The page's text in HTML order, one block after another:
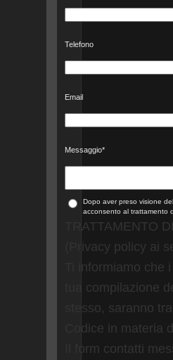
Telefono
Email
Messaggio*
Dopo aver preso visione
acconsento al trattamento
TRATTAMENTO
(Privacy policy ai
Ti informiamo
tua compilazione
stesso, saranno
Codice in materia
Il form contatti